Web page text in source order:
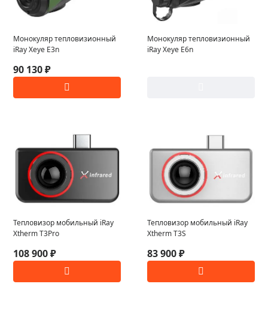
Монокуляр тепловизионный
iRay Xeye E3n
90 130 ₽
Монокуляр тепловизионный
iRay Xeye E6n
Тепловизор мобильный iRay
Xtherm T3Pro
108 900 ₽
Тепловизор мобильный iRay
Xtherm T3S
83 900 ₽